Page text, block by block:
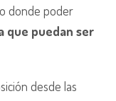
donde poder
que puedan ser
desde las